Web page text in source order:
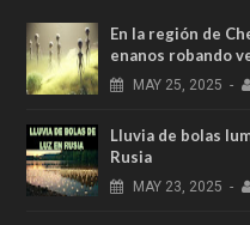
En la región de
enanos robando
MAY 25, 2025 -
Lluvia de bolas
Rusia
MAY 23, 2025 -